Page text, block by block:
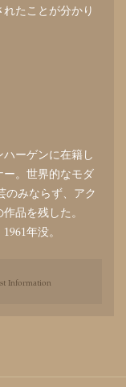
たことが分かり
ーゲンに在籍し
。世界的なモダ
のみならず、アク
品を残した。
年没。
Information